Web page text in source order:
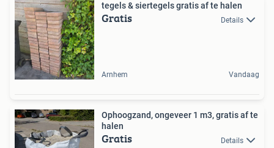
tegels & siertegels gratis af te halen
Gratis Details
Arnhem Vandaag
Ophoogzand, ongeveer 1 m3, gratis af te
halen
Gratis Details